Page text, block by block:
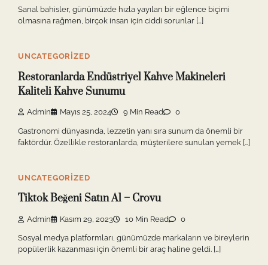
Sanal bahisler, günümüzde hızla yayılan bir eğlence biçimi
olmasına rağmen, birçok insan için ciddi sorunlar […]
UNCATEGORIZED
Restoranlarda Endüstriyel Kahve Makineleri
Kaliteli Kahve Sunumu
Admin Mayıs 25, 2024 9 Min Read 0
Gastronomi dünyasında, lezzetin yanı sıra sunum da önemli bir
faktördür. Özellikle restoranlarda, müşterilere sunulan yemek […]
UNCATEGORIZED
Tiktok Beğeni Satın Al – Crovu
Admin Kasım 29, 2023 10 Min Read 0
Sosyal medya platformları, günümüzde markaların ve bireylerin
popülerlik kazanması için önemli bir araç haline geldi. […]